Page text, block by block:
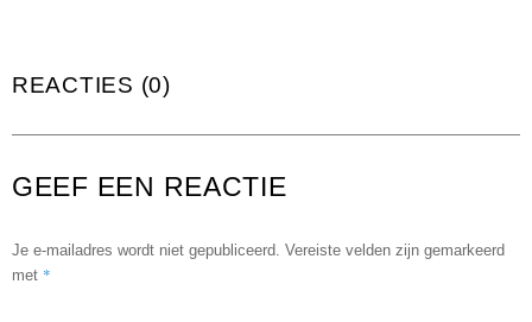
REACTIES (0)
GEEF EEN REACTIE
Je e-mailadres wordt niet gepubliceerd. Vereiste velden zijn gemarkeerd
met *